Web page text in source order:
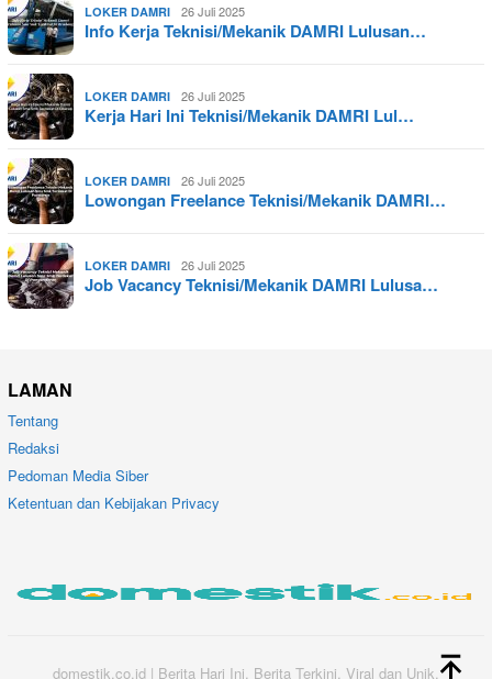
LOKER DAMRI 26 Juli 2025
Info Kerja Teknisi/Mekanik DAMRI Lulusan…
LOKER DAMRI 26 Juli 2025
Kerja Hari Ini Teknisi/Mekanik DAMRI Lul…
LOKER DAMRI 26 Juli 2025
Lowongan Freelance Teknisi/Mekanik DAMRI…
LOKER DAMRI 26 Juli 2025
Job Vacancy Teknisi/Mekanik DAMRI Lulusa…
LAMAN
Tentang
Redaksi
Pedoman Media Siber
Ketentuan dan Kebijakan Privacy
domestik.co.id | Berita Hari Ini, Berita Terkini, Viral dan Unik.